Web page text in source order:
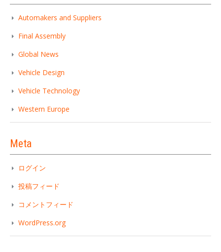
Automakers and Suppliers
Final Assembly
Global News
Vehicle Design
Vehicle Technology
Western Europe
Meta
ログイン
投稿フィード
コメントフィード
WordPress.org